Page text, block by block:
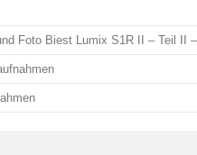
Foto Biest Lumix S1R II – Teil II –